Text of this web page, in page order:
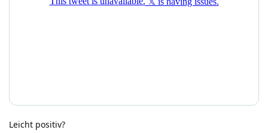
Leicht positiv?